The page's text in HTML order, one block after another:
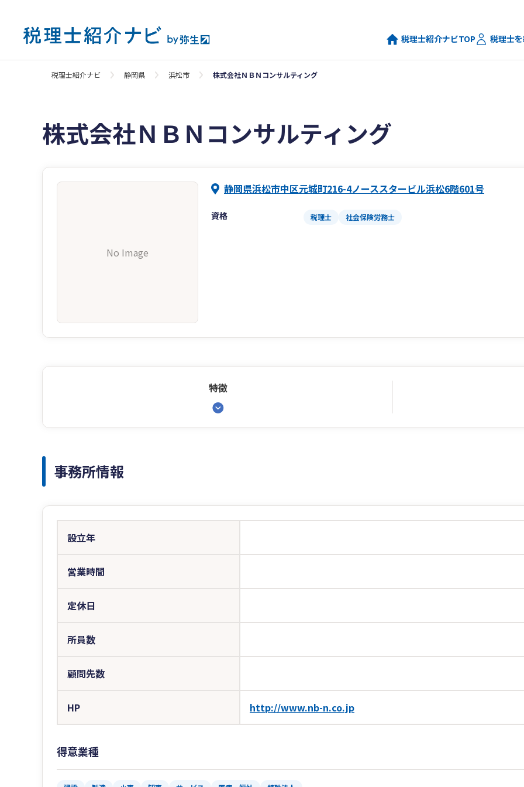
税理士紹介ナビTOP 税理士
税理士紹介ナビ 静岡県 浜松市 株式会社ＮＢＮコンサルティング
株式会社ＮＢＮコンサルティング
No Image
静岡県浜松市中区元城町216-4ノーススタービル浜松6階601号
資格 税理士 社会保険労務士
特徴
事務所情報
設立年
営業時間
定休日
所員数
顧問先数
HP http://www.nb-n.co.jp
得意業種